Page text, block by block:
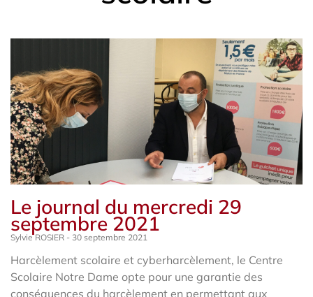
Le journal du mercredi 29
septembre 2021
Sylvie ROSIER 30 septembre 2021
Harcèlement scolaire et cyberharcèlement, le Centre
Scolaire Notre Dame opte pour une garantie des
conséquences du harcèlement en permettant aux